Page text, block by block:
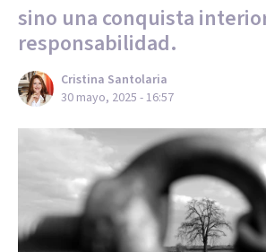
sino una conquista
responsabilidad.
Cristina Santolaria
30 mayo, 2025 - 16:57